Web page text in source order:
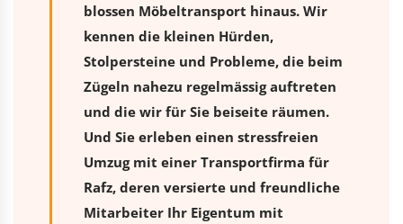
blossen Möbeltransport hinaus. Wir
kennen die kleinen Hürden,
Stolpersteine und Probleme, die beim
Zügeln nahezu regelmässig auftreten
und die wir für Sie beiseite räumen.
Und Sie erleben einen stressfreien
Umzugmit einer Transportfirma für
Rafz, deren versierte und freundliche
Mitarbeiter Ihr Eigentum mit